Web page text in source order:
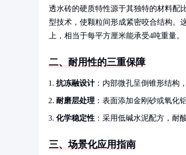
透水砖的硬质特性源于其独特的材料配
型技术，使颗粒间形成紧密咬合结构。
上，相当于每平方厘米能承受4吨重量。
二、耐用性的三重保障
抗冻融设计：内部微孔呈倒锥形结构
耐磨层处理 ：表面添加金刚砂或氧化
化学稳定性 ：采用低碱水泥配方，耐
三、场景化应用指南